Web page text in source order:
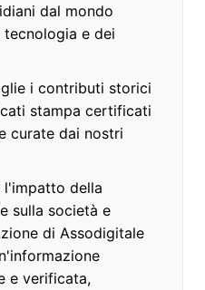
dal mondo
e dei
i contributi storici
stampa certificati
curate dai nostri
l'impatto della
sulla società e
di Assodigitale
e verificata,